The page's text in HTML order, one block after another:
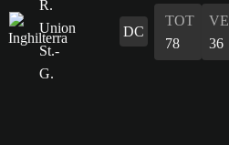
DC
TOT
78
36